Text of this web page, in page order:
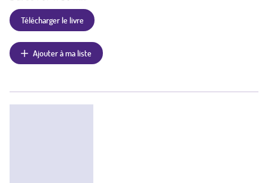
Télécharger le livre
Ajouter à ma liste